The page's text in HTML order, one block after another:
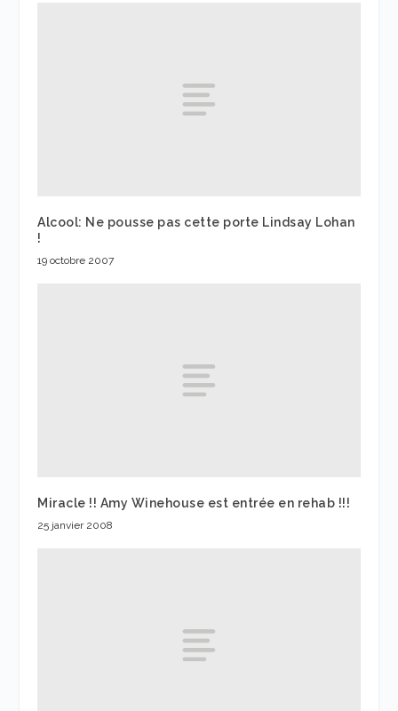
Alcool: Ne pousse pas cette porte Lindsay Lohan
!
19 octobre 2007
Miracle !! Amy Winehouse est entrée en rehab !!!
25 janvier 2008